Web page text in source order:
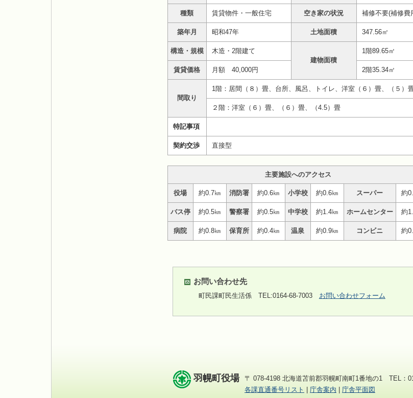
種類 賃貸物件・一般住宅 空き家の状況 補修不要(補修費
築年月 昭和47年 土地面積 347.56㎡
構造・規模
木造・2階建て
建物面積
1階89.65㎡
賃貸価格 月額 40,000円 2階35.34㎡
間取り
1階：居間（８）畳、台所、風呂、トイレ、洋室（６）畳、（５）
２階：洋室（６）畳、（６）畳、（4.5）畳
特記事項
契約交渉 直接型
主要施設へのアクセス
役場 約0.7㎞ 消防署 約0.6㎞ 小学校 約0.6㎞ スーパー 約
バス停 約0.5㎞ 警察署 約0.5㎞ 中学校 約1.4㎞ ホームセンター 約
病院 約0.8㎞ 保育所 約0.4㎞ 温泉 約0.9㎞ コンビニ 約
お問い合わせ先
町民課町民生活係TEL:0164-68-7003 お問い合わせフォーム
羽幌町役場
〒 078-4198 北海道苫前郡羽幌町南町1番地の1 TEL：
各課直通番号リスト
庁舎案内 庁舎平面図